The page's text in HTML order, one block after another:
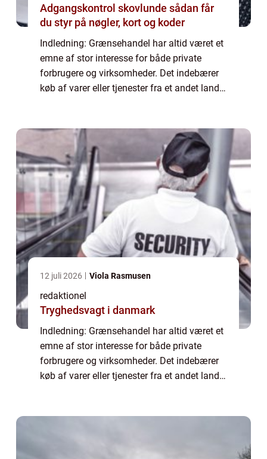
Adgangskontrol skovlunde sådan får
du styr på nøgler, kort og koder
Indledning: Grænsehandel har altid været et
emne af stor interesse for både private
forbrugere og virksomheder. Det indebærer
køb af varer eller tjenester fra et andet land,
12 juli 2026 Viola Rasmusen
redaktionel
Tryghedsvagt i danmark
Indledning: Grænsehandel har altid været et
emne af stor interesse for både private
forbrugere og virksomheder. Det indebærer
køb af varer eller tjenester fra et andet land,